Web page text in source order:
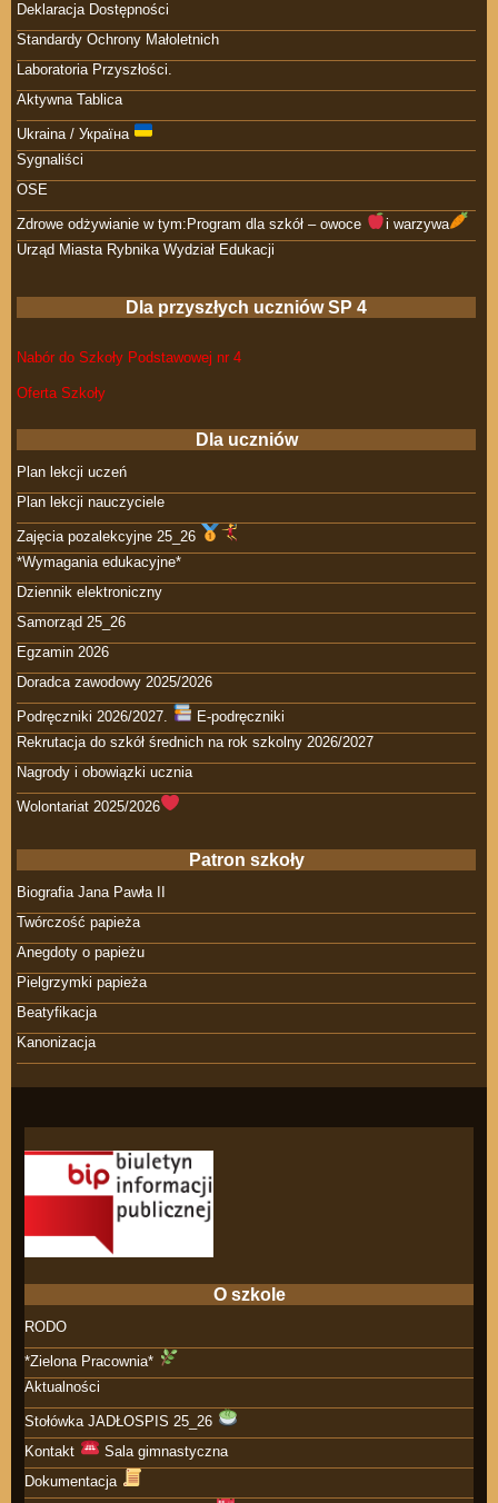
Deklaracja Dostępności
Standardy Ochrony Małoletnich
Laboratoria Przyszłości.
Aktywna Tablica
Ukraina / Україна
Sygnaliści
OSE
Zdrowe odżywianie w tym:Program dla szkół – owoce
i warzywa
Urząd Miasta Rybnika Wydział Edukacji
Dla przyszłych uczniów SP 4
Nabór do Szkoły Podstawowej nr 4
Oferta Szkoły
Dla uczniów
Plan lekcji uczeń
Plan lekcji nauczyciele
Zajęcia pozalekcyjne 25_26
*Wymagania edukacyjne*
Dziennik elektroniczny
Samorząd 25_26
Egzamin 2026
Doradca zawodowy 2025/2026
Podręczniki 2026/2027.
E-podręczniki
Rekrutacja do szkół średnich na rok szkolny 2026/2027
Nagrody i obowiązki ucznia
Wolontariat 2025/2026
Patron szkoły
Biografia Jana Pawła II
Twórczość papieża
Anegdoty o papieżu
Pielgrzymki papieża
Beatyfikacja
Kanonizacja
O szkole
RODO
*Zielona Pracownia*
Aktualności
Stołówka JADŁOSPIS 25_26
Kontakt
Sala gimnastyczna
Dokumentacja